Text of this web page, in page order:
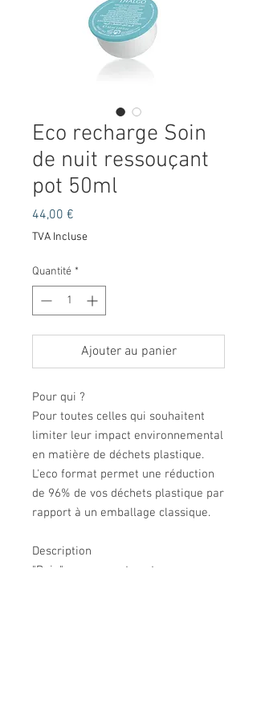
Eco recharge Soin
de nuit ressouçant
pot 50ml
44,00 €
TVA Incluse
Quantité *
Ajouter au panier
Pour qui ?
Pour toutes celles qui souhaitent
limiter leur impact environnemental
en matière de déchets plastique.
L'eco format permet une réduction
de 96% de vos déchets plastique par
rapport à un emballage classique.
Description
"Bain" ressourçant nocturne pour